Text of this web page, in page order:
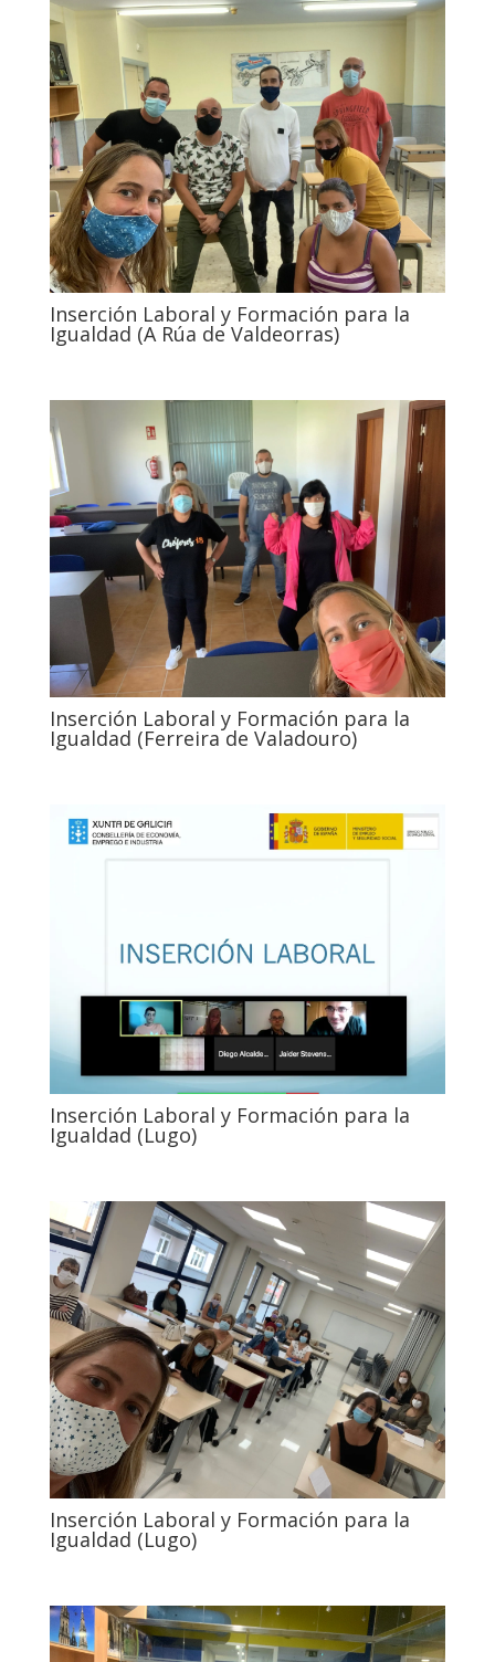
Inserción Laboral y Formación para la
Igualdad (A Rúa de Valdeorras)
Inserción Laboral y Formación para la
Igualdad (Ferreira de Valadouro)
Inserción Laboral y Formación para la
Igualdad (Lugo)
Inserción Laboral y Formación para la
Igualdad (Lugo)